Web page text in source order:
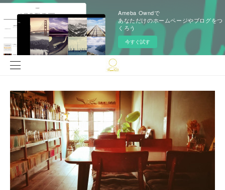
Ameba Owndで
あなただけのホームページやブログをつ
くろう
今すぐ試す